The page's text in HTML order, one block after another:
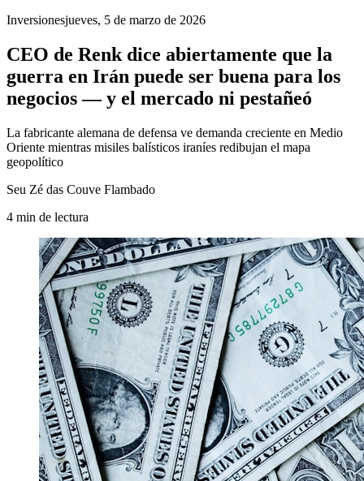
Inversionesjueves, 5 de marzo de 2026
CEO de Renk dice abiertamente que la
guerra en Irán puede ser buena para los
negocios — y el mercado ni pestañeó
La fabricante alemana de defensa ve demanda creciente en Medio
Oriente mientras misiles balísticos iraníes redibujan el mapa
geopolítico
Seu Zé das Couve Flambado
4 min de lectura